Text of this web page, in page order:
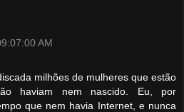
AM
milhões de mulheres que estão
haviam nem nascido. Eu, por
que nem havia Internet, e nunca